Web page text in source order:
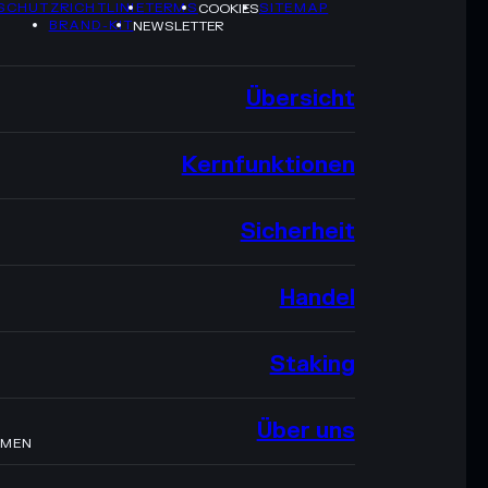
TERMSCOOKIESSITEMAP
BRAND-KITNEWSLETTER
Übersicht
Kernfunktionen
Sicherheit
Handel
Staking
Über uns